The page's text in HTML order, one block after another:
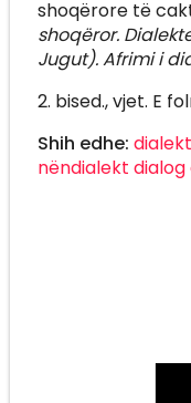
shoqërore të
shoqëror.
Jugut). Afrimi i
2. bised., vjet. E
Shih edhe:
nëndialekt dialog